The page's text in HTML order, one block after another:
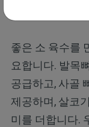
좋은 소 육수를
요합니다. 발목
공급하고, 사골
제공하며, 살코
미를 더합니다.